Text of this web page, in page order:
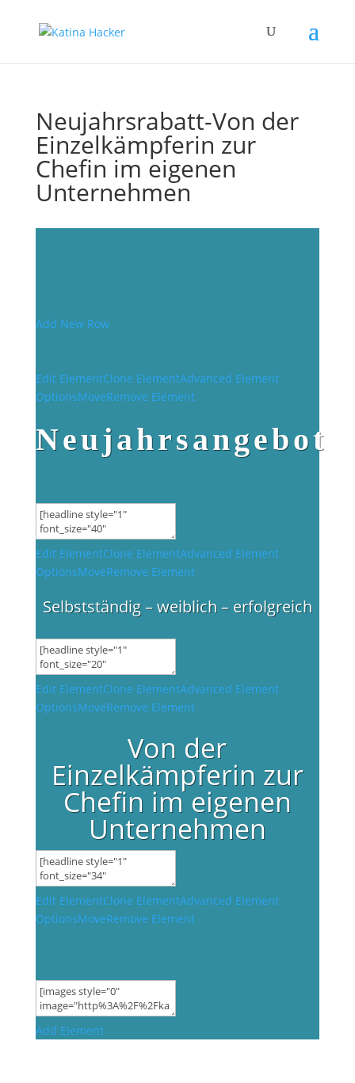
Neujahrsrabatt-Von der
Einzelkämpferin zur
Chefin im eigenen
Unternehmen
Add New Row
Edit ElementClone ElementAdvanced Element
OptionsMoveRemove Element
Neujahrsangebot
Edit ElementClone ElementAdvanced Element
OptionsMoveRemove Element
Selbstständig – weiblich – erfolgreich
Edit ElementClone ElementAdvanced Element
OptionsMoveRemove Element
Von der
Einzelkämpferin zur
Chefin im eigenen
Unternehmen
Edit ElementClone ElementAdvanced Element
OptionsMoveRemove Element
Add Element